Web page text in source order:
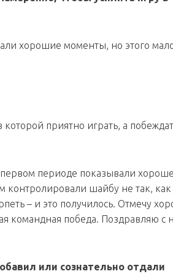
хорошие моменты, но этого
приятно играть, а
периоде показывали
контролировали шайбу не так, как
– и это получилось. Отмечу
командная победа. Поздравляю с
или сознательно отдали